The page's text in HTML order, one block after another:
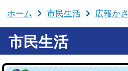
ホーム 市民生活 広報か
市民生活